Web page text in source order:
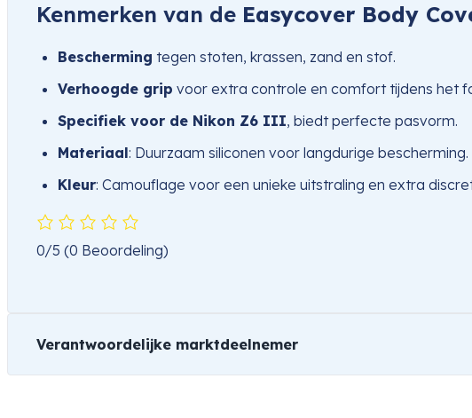
Kenmerken van de Easycover Body
Bescherming tegen stoten, krassen, zand en stof.
Verhoogde grip voor extra controle en comfort tijdens het
Specifiek voor de Nikon Z6 III, biedt perfecte pasvorm.
Materiaal: Duurzaam siliconen voor langdurige bescherming.
Kleur: Camouflage voor een unieke uitstraling en extra
0/5 (0 Beoordeling)
Verantwoordelijke marktdeelnemer